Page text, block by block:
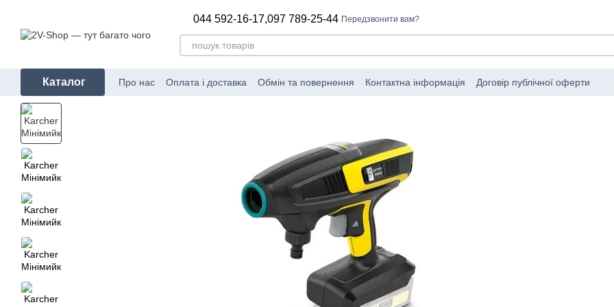
044 592-16-17,097 789-25-44 Передзвонити вам?
Каталог Про нас Оплата і доставка Обмін та повернення Контактна інформація Договір публічної оферти